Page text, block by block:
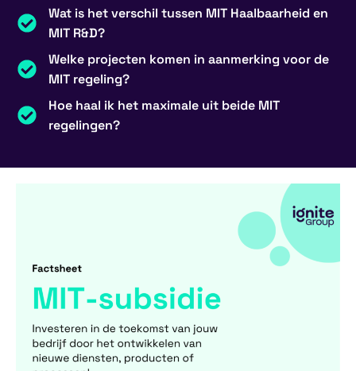
Wat is het verschil tussen MIT Haalbaarheid en
MIT R&D?
Welke projecten komen in aanmerking voor de
MIT regeling?
Hoe haal ik het maximale uit beide MIT
regelingen?